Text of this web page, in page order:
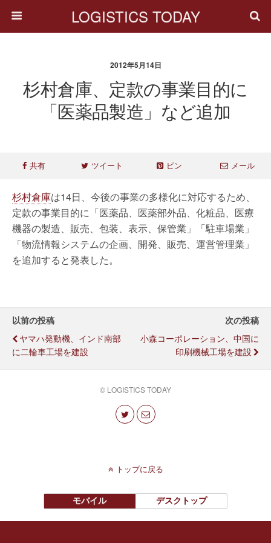
LOGISTICS TODAY
2012年5月14日
杉村倉庫、定款の事業目的に
「医薬品製造」など追加
共有 ツイート ピン メール
杉村倉庫は14日、今後の事業の多様化に対応するため、
定款の事業目的に「医薬品、医薬部外品、化粧品、医療
機器の製造、販売、包装、表示、保管業」「駐車場業」
「物流情報システムの企画、開発、販売、運営管理業」
を追加すると発表した。
以前の投稿
ヤマハ発動機、インド南部
に二輪車工場を建設
次の投稿
小森コーポレーション、中国に
印刷機械工場を建設
© LOGISTICS TODAY
トップに戻る
モバイル デスクトップ